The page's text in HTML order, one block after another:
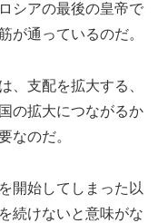
シアの最後の皇帝で
が通っているのだ。
、支配を拡大する、
の拡大につながるか
なのだ。
開始してしまった以
続けないと意味がな